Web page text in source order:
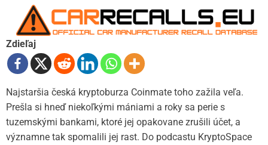
Zdieľaj
Najstaršia česká kryptoburza Coinmate toho zažila veľa.
Prešla si hneď niekoľkými mániami a roky sa perie s
tuzemskými bankami, ktoré jej opakovane zrušili účet, a
významne tak spomalili jej rast. Do podcastu KryptoSpace